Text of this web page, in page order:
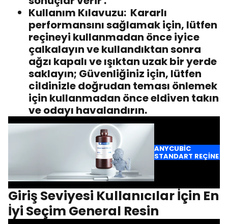
Kullanım Kılavuzu: Kararlı
performansını sağlamak için, lütfen
reçineyi kullanmadan önce iyice
çalkalayın ve kullandıktan sonra
ağzı kapalı ve ışıktan uzak bir yerde
saklayın; Güvenliğiniz için, lütfen
cildinizle doğrudan teması önlemek
için kullanmadan önce eldiven takın
ve odayı havalandırın.
ANYCUBIC
STANDART REÇINE
Giriş Seviyesi Kullanıcılar İçin En
İyi Seçim General Resin